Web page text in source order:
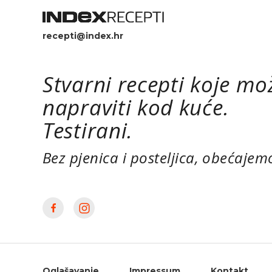
recepti@index.hr
Stvarni recepti koje
napraviti kod kuće.
Testirani.
Bez pjenica i posteljica,